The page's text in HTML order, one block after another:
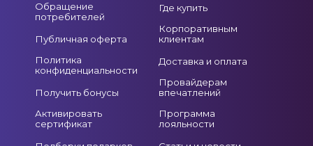
Обращение
потребителей
Публичная оферта
Политика
конфиденциальности
Получить бонусы
Активировать
сертификат
Где купить
Корпоративным
клиентам
Доставка и оплата
Провайдерам
впечатлений
Программа
лояльности